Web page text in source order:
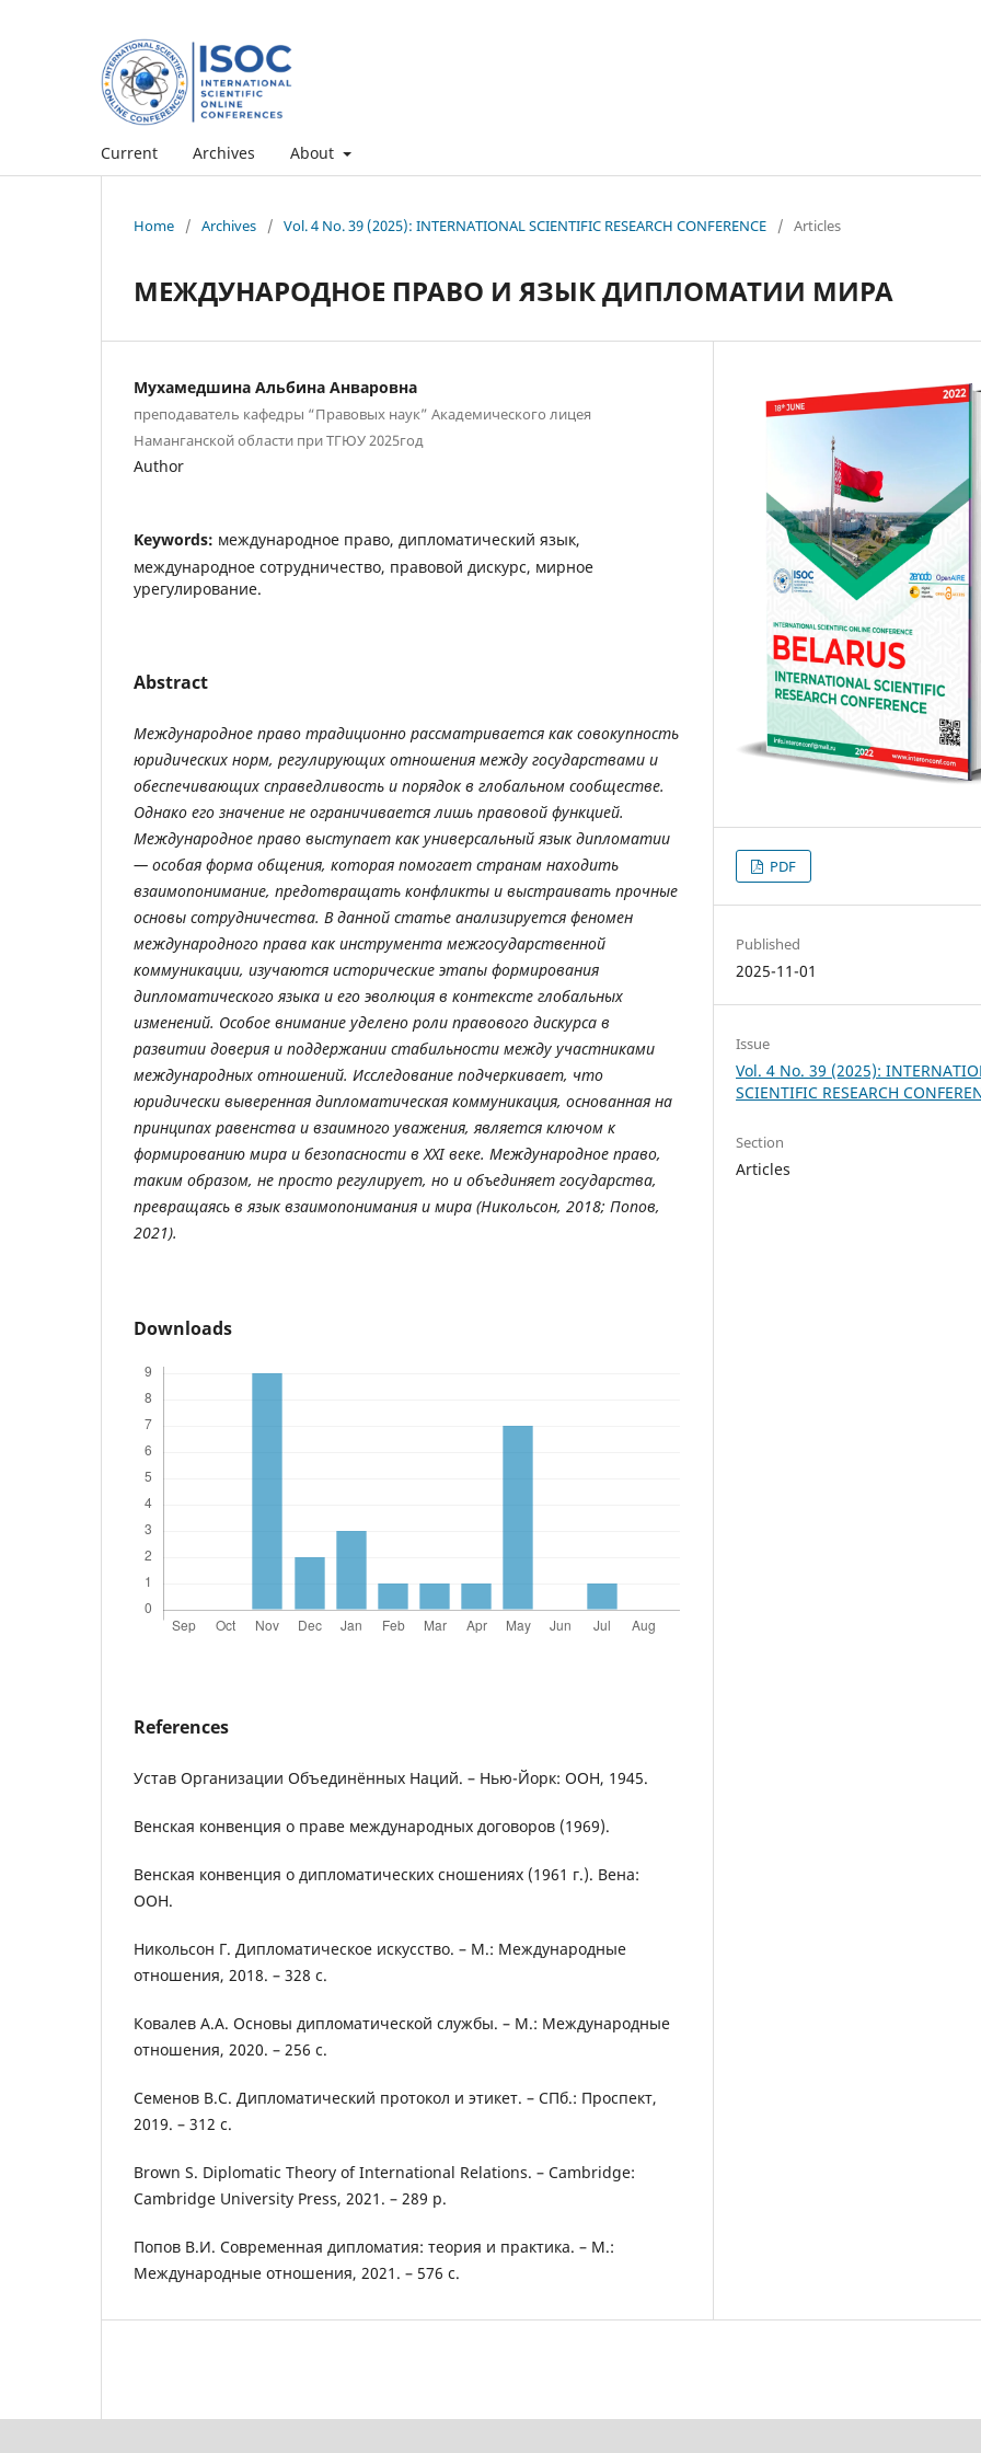
Current Archives About
Home / Archives / Vol. 4 No. 39 (2025): INTERNATIONAL SCIENTIFIC RESEARCH CONFERENCE / Articles
МЕЖДУНАРОДНОЕ ПРАВО И ЯЗЫК ДИПЛОМАТИИ МИРА
Мухамедшина Альбина Анваровна
преподаватель кафедры “Правовых наук” Академического лицея
Наманганской области при ТГЮУ 2025год
Author
Keywords: международное право, дипломатический язык,
международное сотрудничество, правовой дискурс, мирное
урегулирование.
Abstract
Международное право традиционно рассматривается как совокупность
юридических норм, регулирующих отношения между государствами и
обеспечивающих справедливость и порядок в глобальном сообществе.
Однако его значение не ограничивается лишь правовой функцией.
Международное право выступает как универсальный язык дипломатии
— особая форма общения, которая помогает странам находить
взаимопонимание, предотвращать конфликты и выстраивать прочные
основы сотрудничества. В данной статье анализируется феномен
международного права как инструмента межгосударственной
коммуникации, изучаются исторические этапы формирования
дипломатического языка и его эволюция в контексте глобальных
изменений. Особое внимание уделено роли правового дискурса в
развитии доверия и поддержании стабильности между участниками
международных отношений. Исследование подчеркивает, что
юридически выверенная дипломатическая коммуникация, основанная на
принципах равенства и взаимного уважения, является ключом к
формированию мира и безопасности в XXI веке. Международное право,
таким образом, не просто регулирует, но и объединяет государства,
превращаясь в язык взаимопонимания и мира (Никольсон, 2018; Попов,
2021).
Downloads
References
Устав Организации Объединённых Наций. – Нью-Йорк: ООН, 1945.
Венская конвенция о праве международных договоров (1969).
Венская конвенция о дипломатических сношениях (1961 г.). Вена:
ООН.
Никольсон Г. Дипломатическое искусство. – М.: Международные
отношения, 2018. – 328 с.
Ковалев А.А. Основы дипломатической службы. – М.: Международные
отношения, 2020. – 256 с.
Семенов В.С. Дипломатический протокол и этикет. – СПб.: Проспект,
2019. – 312 с.
Brown S. Diplomatic Theory of International Relations. – Cambridge:
Cambridge University Press, 2021. – 289 p.
Попов В.И. Современная дипломатия: теория и практика. – М.:
Международные отношения, 2021. – 576 с.
PDF
Published
2025-11-01
Issue
Vol. 4 No. 39 (2025):
SCIENTIFIC RESEARCH
Section
Articles